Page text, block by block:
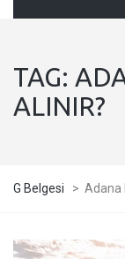
TAG:
ALINIR?
G Belgesi > Adana